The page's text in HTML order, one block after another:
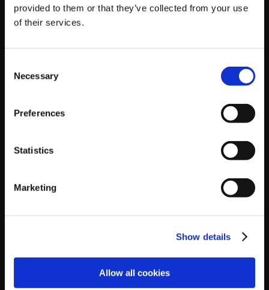
provided to them or that they’ve collected from your use
of their services.
Selection
Necessary
Preferences
Statistics
Marketing
Show details
Allow all cookies
ADLINE）
おすすめ商品
TRICK Original...
GHOST TRICK
Orig...
TRICK Original...